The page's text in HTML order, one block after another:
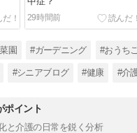
29時間前
園 #ガーデニング #おうち
#シニアブログ #健康 #介
ポイント
と介護の日常を鋭く分析